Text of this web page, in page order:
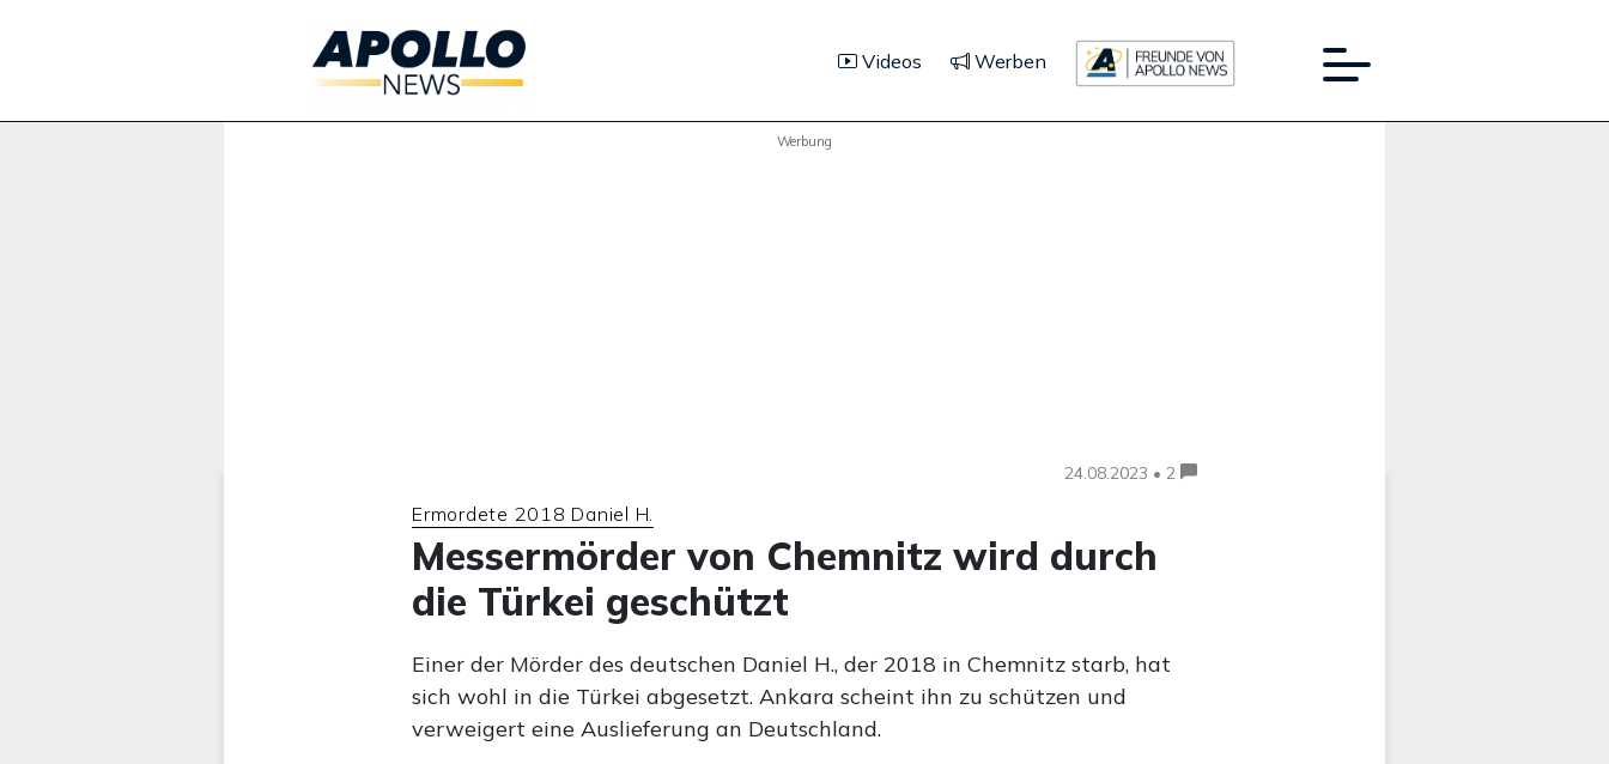
Videos Werben
Werbung
24.08.2023 • 2
Ermordete 2018 Daniel H.
Messermörder von Chemnitz wird durch
die Türkei geschützt
Einer der Mörder des deutschen Daniel H., der 2018 in Chemnitz starb, hat
sich wohl in die Türkei abgesetzt. Ankara scheint ihn zu schützen und
verweigert eine Auslieferung an Deutschland.